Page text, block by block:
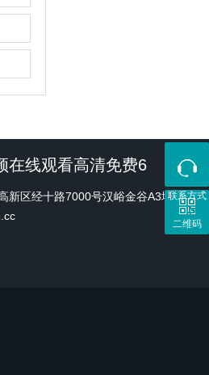
在线观看高清免费6
高新区经十路7000号汉峪金谷A3地块1号
联系方式
二维码